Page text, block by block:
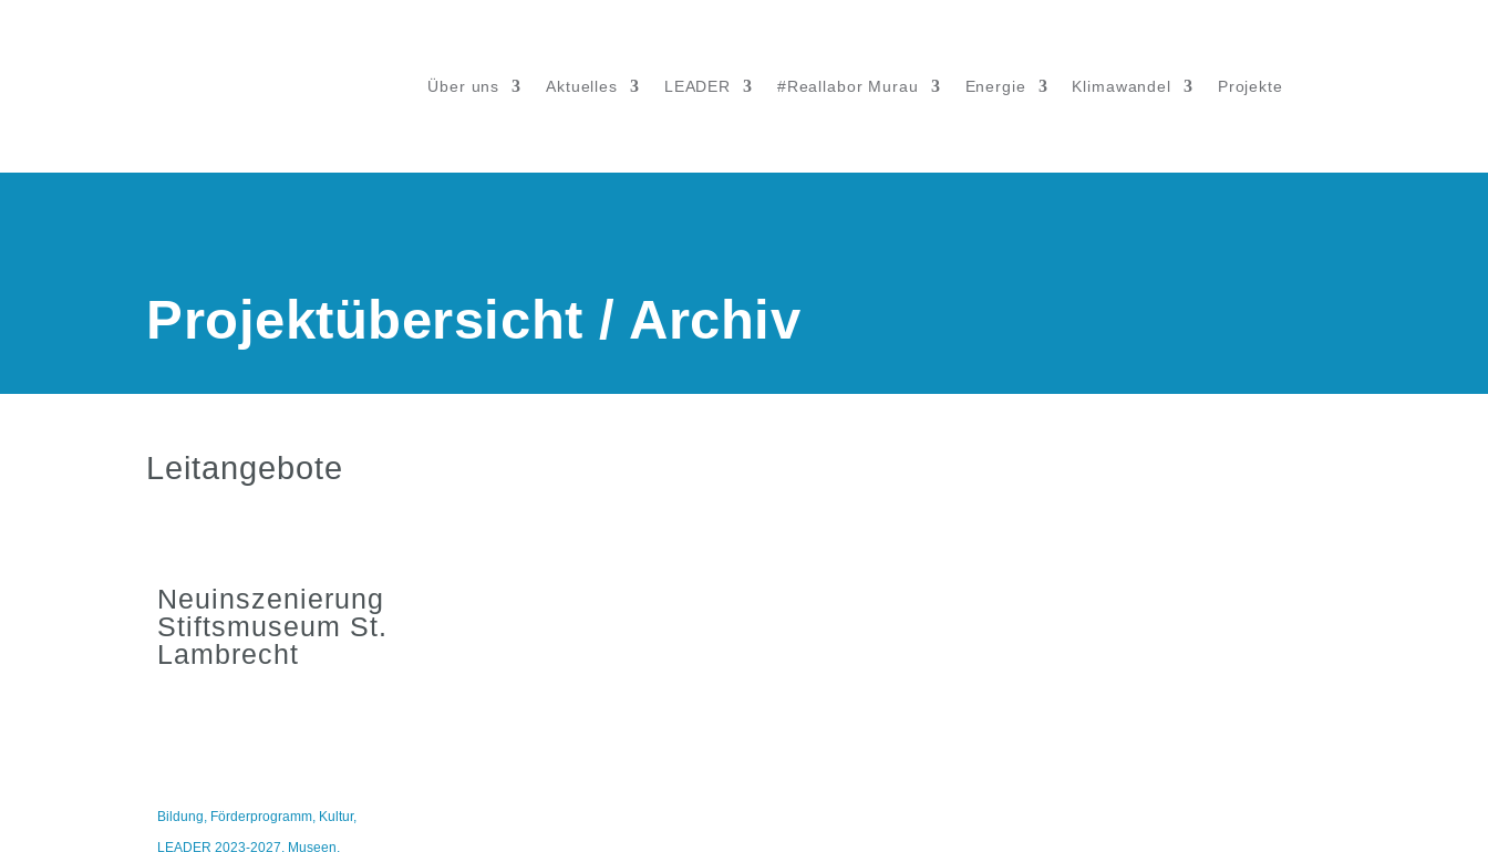
Über uns Aktuelles LEADER #Reallabor Murau Energie Klimawandel Projekte
Projektübersicht / Archiv
Leitangebote
Neuinszenierung
Stiftsmuseum St.
Lambrecht
Bildung, Förderprogramm, Kultur,
LEADER 2023-2027, Museen,